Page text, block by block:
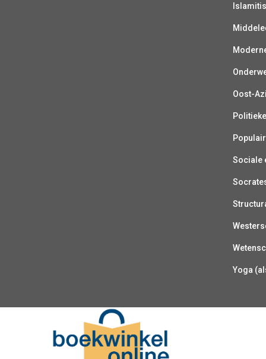
Oost-
Sociale
Yoga